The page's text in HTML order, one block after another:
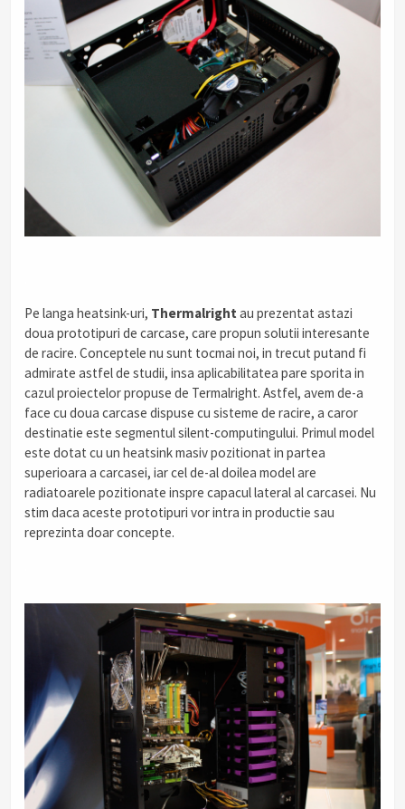
Pe langa heatsink-uri, Thermalright au prezentat astazi
doua prototipuri de carcase, care propun solutii interesante
de racire. Conceptele nu sunt tocmai noi, in trecut putand fi
admirate astfel de studii, insa aplicabilitatea pare sporita in
cazul proiectelor propuse de Termalright. Astfel, avem de-a
face cu doua carcase dispuse cu sisteme de racire, a caror
destinatie este segmentul silent-computingului. Primul model
este dotat cu un heatsink masiv pozitionat in partea
superioara a carcasei, iar cel de-al doilea model are
radiatoarele pozitionate inspre capacul lateral al carcasei. Nu
stim daca aceste prototipuri vor intra in productie sau
reprezinta doar concepte.